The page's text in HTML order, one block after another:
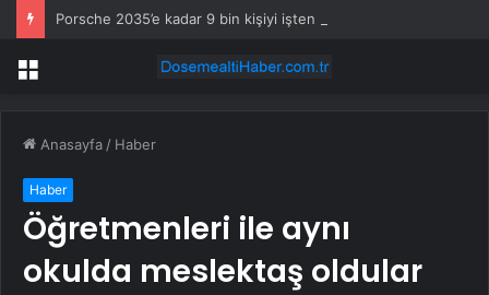
Porsche 2035’e kadar 9 bin kişiyi işten çıkaracak
Menü
Anasayfa / Haber
Haber
Öğretmenleri ile aynı
okulda meslektaş oldular